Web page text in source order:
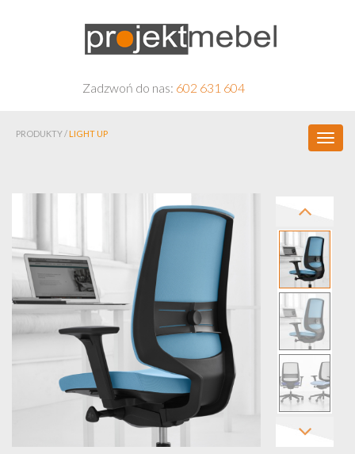
Zadzwoń do nas: 602 631 604
PRODUKTY / LIGHT UP